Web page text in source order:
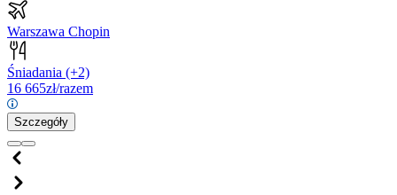
Warszawa Chopin
Śniadania (+2)
16 665zł/razem
Szczegóły